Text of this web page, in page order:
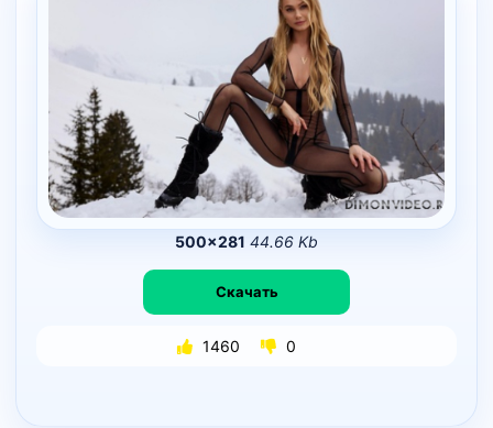
500×281 44.66 Kb
Скачать
1460 0